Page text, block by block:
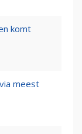
komt
meest